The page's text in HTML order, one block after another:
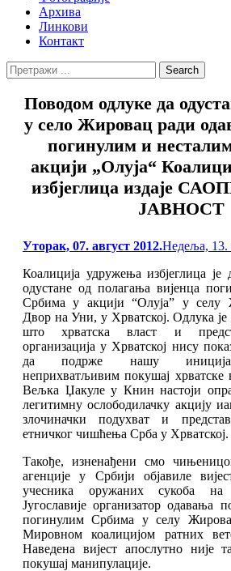
Архива
Линкови
Контакт
Search
Search
for:
Поводом одлуке да
у село Жировац ради
погинулим и
акцији „Олуја“
избјеглица издаје
ЈАВНОСТ
Posted
Уторак, 07. август 2012.Недеља, 13.
Коалиција удружења избјеглица је
одустане од полагања вијенца
Србима у акцији “Олуја” у селу
Двор на Уни, у Хрватској. Одлука је
што хрватска власт и
организација у Хрватској нису
да подрже нашу
неприхватљивим покушај хрватске
Вељка Џакуле у Книн настоји
легитимну ослободилачку акцију
злочиначки подухват и
етничког чишћења Срба у Хрватској.
Такође, изненађени смо
агенције у Србији објавиле
учесника оружаних сукоба
Југославије организатор одавања
погинулим Србима у селу
Мировном коалицијом ратних
Наведена вијест апослутно није
покушај манипулације.